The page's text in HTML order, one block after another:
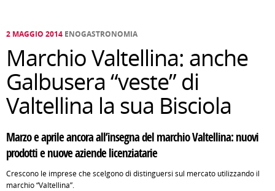
E SPETTACOLI POLITICA
DELLE IDEE FATTI DELLO SPIRITO CCCVA
2 MAGGIO 2014 ENOGASTRONOMIA
Marchio Valtellina: anche
Galbusera “veste” di
Valtellina la sua Bisciola
Marzo e aprile ancora all’insegna del marchio Valtellina: nuovi
prodotti e nuove aziende licenziatarie
Crescono le imprese che scelgono di distinguersi sul mercato utilizzando il
marchio “Valtellina”.